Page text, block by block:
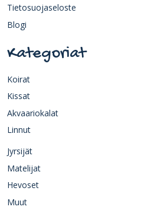
Tietosuojaseloste
Blogi
Kategoriat
Koirat
Kissat
Akvaariokalat
Linnut
Jyrsijät
Matelijat
Hevoset
Muut